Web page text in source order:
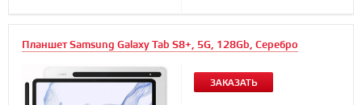
Планшет Samsung Galaxy Tab S8+, 5G, 128Gb, Серебро
ЗАКАЗАТЬ